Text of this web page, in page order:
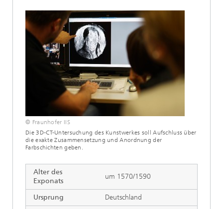
© Fraunhofer IIS
Die 3D-CT-Untersuchung des Kunstwerkes soll Aufschluss über
die exakte Zusammensetzung und Anordnung der
Farbschichten geben.
Alter des
Exponats
um 1570/1590
Ursprung
Deutschland